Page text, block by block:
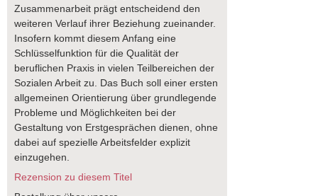
Zusammenarbeit prägt entscheidend den
weiteren Verlauf ihrer Beziehung zueinander.
Insofern kommt diesem Anfang eine
Schlüsselfunktion für die Qualität der
beruflichen Praxis in vielen Teilbereichen der
Sozialen Arbeit zu. Das Buch soll einer ersten
allgemeinen Orientierung über grundlegende
Probleme und Möglichkeiten bei der
Gestaltung von Erstgesprächen dienen, ohne
dabei auf spezielle Arbeitsfelder explizit
einzugehen.
Rezension zu diesem Titel